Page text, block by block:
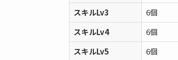
スキルLv3
6個
スキルLv4
6個
スキルLv5
6個